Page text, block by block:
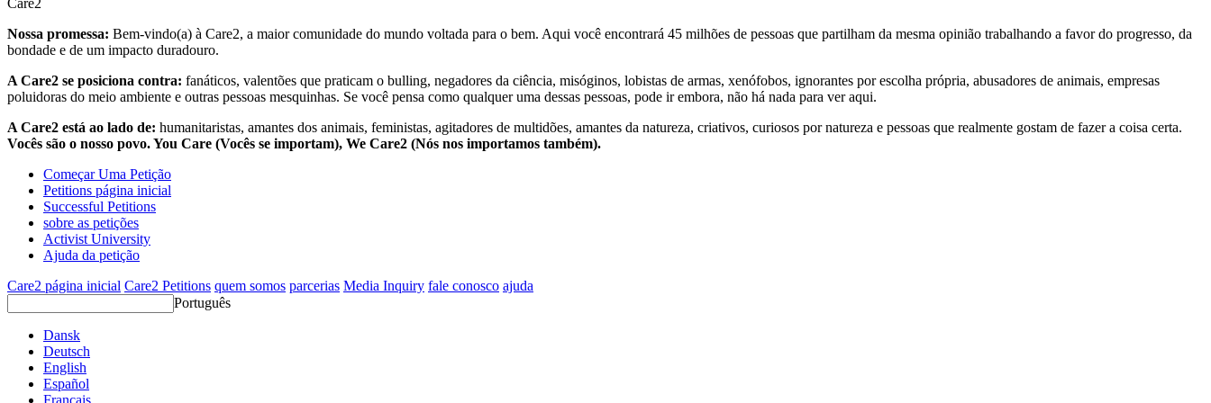
Care2
Nossa promessa: Bem-vindo(a) à Care2, a maior comunidade do mundo voltada para o bem. Aqui você encontrará 45 milhões de pessoas que partilham da mesma opinião trabalhando a favor do progresso, da
bondade e de um impacto duradouro.
A Care2 se posiciona contra: fanáticos, valentões que praticam o bulling, negadores da ciência, misóginos, lobistas de armas, xenófobos, ignorantes por escolha própria, abusadores de animais, empresas
poluidoras do meio ambiente e outras pessoas mesquinhas. Se você pensa como qualquer uma dessas pessoas, pode ir embora, não há nada para ver aqui.
A Care2 está ao lado de: humanitaristas, amantes dos animais, feministas, agitadores de multidões, amantes da natureza, criativos, curiosos por natureza e pessoas que realmente gostam de fazer a coisa certa.
Vocês são o nosso povo. You Care (Vocês se importam), We Care2 (Nós nos importamos também).
Começar Uma Petição
Petitions página inicial
Successful Petitions
sobre as petições
Activist University
Ajuda da petição
Care2 página inicial Care2 Petitions quem somos parcerias Media Inquiry fale conosco ajuda
Português
Dansk
Deutsch
English
Español